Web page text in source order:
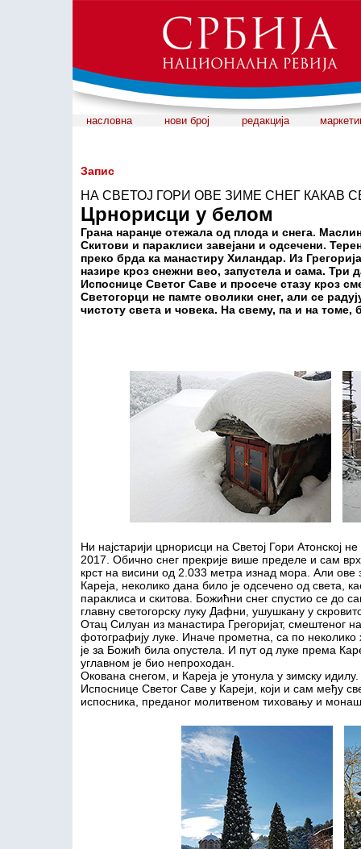
насловна нови број редакција
Запис
НА СВЕТОЈ ГОРИ ОВЕ ЗИМЕ СНЕГ КАКАВ
Црнорисци у белом
Грана наранџе отежала од плода и снега.
Скитови и параклиси завејани и одсечени.
преко брда ка манастиру Хиландар. Из
назире кроз снежни вео, запустела и сама. Три
Испоснице Светог Саве и просече стазу кроз
Светогорци не памте оволики снег, али се
чистоту света и човека. На свему, па и на томе,
Ни најстарији црнорисци на Светој Гори Атонској
2017. Обично снег прекрије више пределе и сам
крст на висини од 2.033 метра изнад мора. Али
Кареја, неколико дана било је одсечено од света,
параклиса и скитова. Божићни снег спустио се до
главну светогорску луку Дафни, ушушкану у
Отац Силуан из манастира Грегоријат, смештеног
фотографију луке. Иначе прометна, са по неколико
је за Божић била опустела. И пут од луке према
углавном је био непроходан.
Окована снегом, и Кареја је утонула у зимску
Испоснице Светог Саве у Кареји, који и сам међу
испосника, преданог молитвеном тиховању и